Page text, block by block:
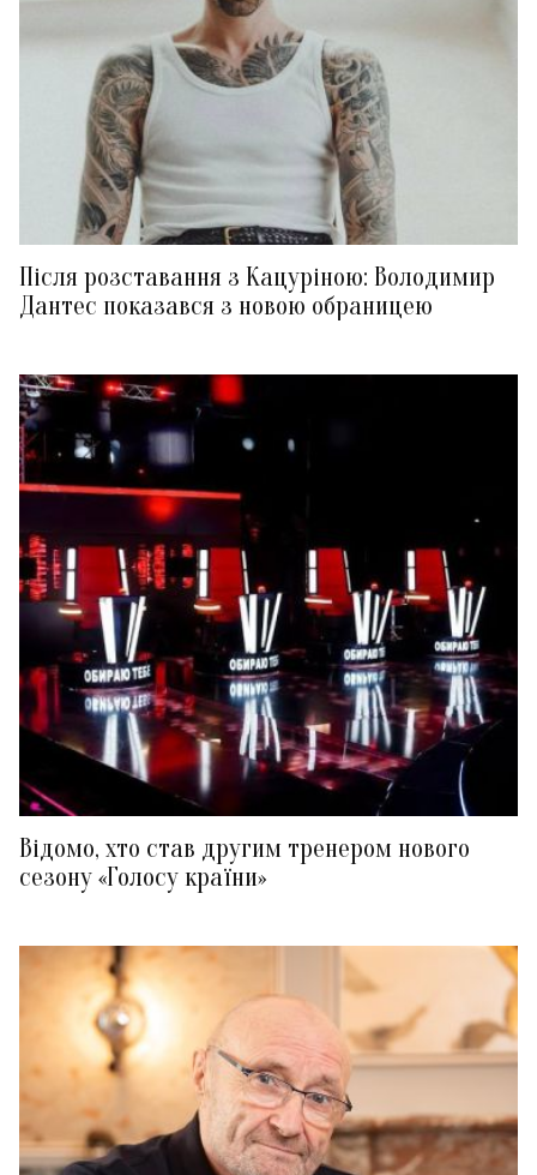
Після розставання з Кацуріною: Володимир
Дантес показався з новою обраницею
Відомо, хто став другим тренером нового
сезону «Голосу країни»